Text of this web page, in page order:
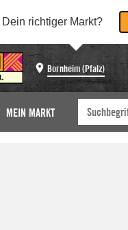
Dein richtiger Markt?
Bornheim (Pfalz)
MEIN MARKT